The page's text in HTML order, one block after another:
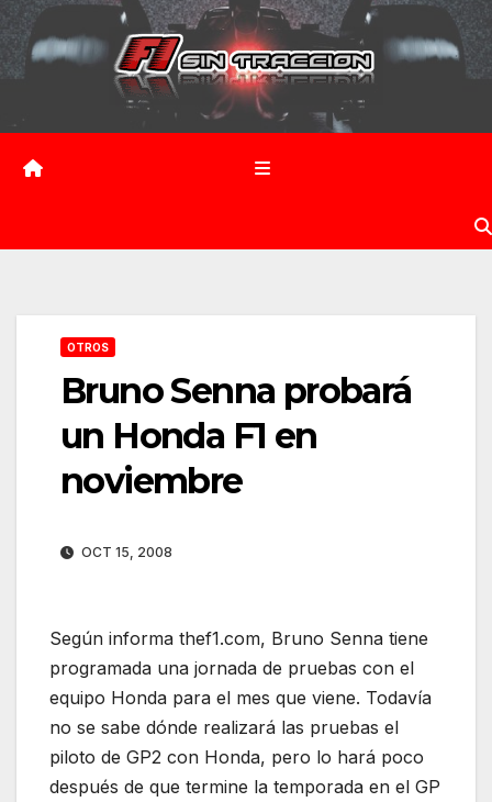
Saltar
contenido
OTROS
Bruno Senna probará
un Honda F1 en
noviembre
OCT 15, 2008
Según informa thef1.com, Bruno Senna tiene
programada una jornada de pruebas con el
equipo Honda para el mes que viene. Todavía
no se sabe dónde realizará las pruebas el
piloto de GP2 con Honda, pero lo hará poco
después de que termine la temporada en el GP